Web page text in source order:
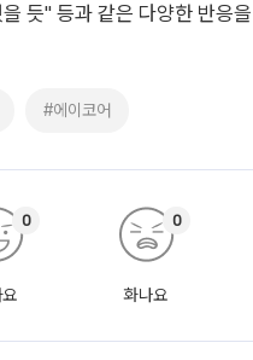
듯" 등과 같은 다양한 반응
#에이코어
0
화나요
0